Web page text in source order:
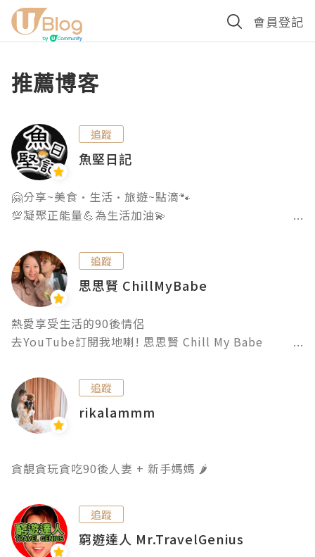
會員登記
推薦博客
追蹤
魚堅日記
🤗分享~美食•生活•旅遊~點滴🐾
💯凝聚正能量💪為生活加油💫
Google: L8
Facebook | Ublog | Youtube
🐡堅叔 & Nikki仔
Email: fishkatsuofish@gmail.com
🐾誠邀😆訂閱🙏 追蹤
追蹤
思思賢 ChillMyBabe
熱愛享受生活的90後情侶
去YouTube訂閱我地喇! 思思賢 Chill My Babe
Youtube: 思思賢 Chill My Babe
Contact us: chillmybabe@gmail.com
追蹤
rikalammm
貪靚貪玩貪吃90後人妻 + 新手媽媽 🌶️
追蹤
窮遊達人 Mr.TravelGenius